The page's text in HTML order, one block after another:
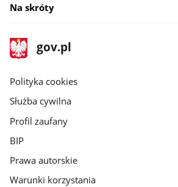
Na skróty
stopka
gov.pl
Strona
gov.pl
gov.pl
Polityka cookies
Służba cywilna
Profil zaufany
BIP
Prawa autorskie
Warunki korzystania